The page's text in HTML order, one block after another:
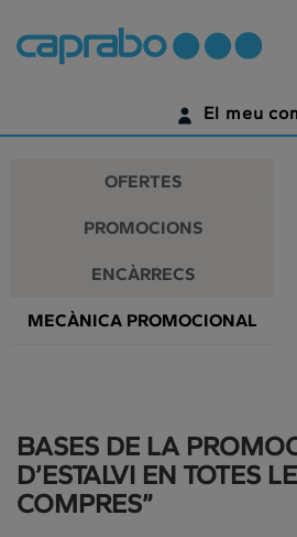
Promocions
descomptes
als
nostres
supermercats
contingut
pàgina
El meu
ENCARA NO TENS UN
OFERTES
PROMOCIONS
ENCÀRRECS
MECÀNICA PROMOCIONAL
BASES DE LA
D’ESTALVI EN TOTES
COMPRES”